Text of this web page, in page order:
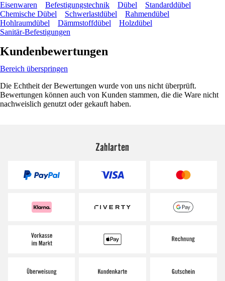
Eisenwaren Befestigungstechnik Dübel
Standarddübel
Chemische Dübel
Schwerlastdübel
Rahmendübel
Hohlraumdübel
Dämmstoffdübel
Holzdübel
Sanitär-Befestigungen
Kundenbewertungen
Bereich überspringen
Die Echtheit der Bewertungen wurde von uns nicht überprüft.
Bewertungen können auch von Kunden stammen, die die Ware nicht
nachweislich genutzt oder gekauft haben.
Zahlarten